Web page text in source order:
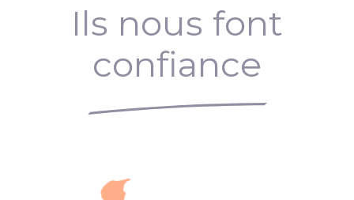
Ils nous font
confiance